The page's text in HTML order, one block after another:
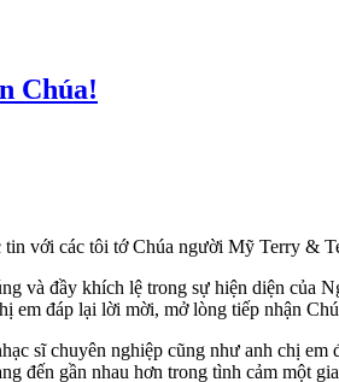
Chúa!
với các tôi tớ Chúa người Mỹ Terry &
và đầy khích lệ trong sự hiện diện của
đáp lại lời mời, mở lòng tiếp nhận
sĩ chuyên nghiệp cũng như anh chị
đến gần nhau hơn trong tình cảm một